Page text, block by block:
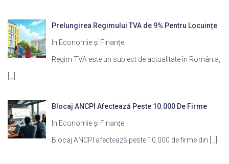
Prelungirea Regimului TVA de 9% Pentru Locuințe
In Economie și Finanțe
Regim TVA este un subiect de actualitate în România,
Blocaj ANCPI Afectează Peste 10.000 De Firme
In Economie și Finanțe
Blocaj ANCPI afectează peste 10.000 de firme din